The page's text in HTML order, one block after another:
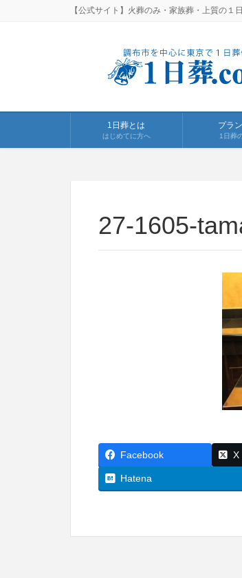
【公式サイト】火葬のみ・家族葬・上質の１
1日葬とは
はじめてに方へ
プラ
1日葬
27-1605-
Facebook X
Hatena